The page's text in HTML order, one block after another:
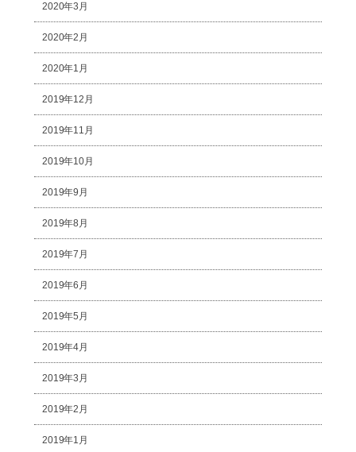
2020年3月
2020年2月
2020年1月
2019年12月
2019年11月
2019年10月
2019年9月
2019年8月
2019年7月
2019年6月
2019年5月
2019年4月
2019年3月
2019年2月
2019年1月